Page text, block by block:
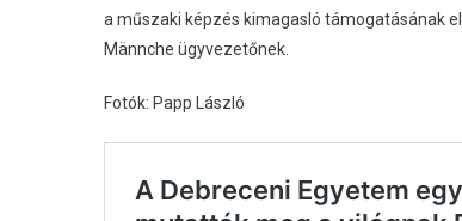
a műszaki képzés kimagasló támogatásának
Männche ügyvezetőnek.
Fotók: Papp László